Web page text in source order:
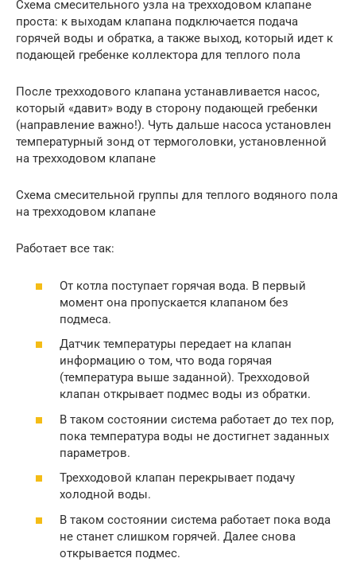
Схема смесительного узла на трехходовом клапане
проста: к выходам клапана подключается подача
горячей воды и обратка, а также выход, который идет к
подающей гребенке коллектора для теплого пола
После трехходового клапана устанавливается насос,
который «давит» воду в сторону подающей гребенки
(направление важно!). Чуть дальше насоса установлен
температурный зонд от термоголовки, установленной
на трехходовом клапане
Схема смесительной группы для теплого водяного пола
на трехходовом клапане
Работает все так:
От котла поступает горячая вода. В первый
момент она пропускается клапаном без
подмеса.
Датчик температуры передает на клапан
информацию о том, что вода горячая
(температура выше заданной). Трехходовой
клапан открывает подмес воды из обратки.
В таком состоянии система работает до тех пор,
пока температура воды не достигнет заданных
параметров.
Трехходовой клапан перекрывает подачу
холодной воды.
В таком состоянии система работает пока вода
не станет слишком горячей. Далее снова
открывается подмес.